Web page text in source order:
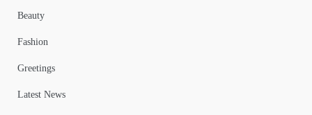
Beauty
Fashion
Greetings
Latest News